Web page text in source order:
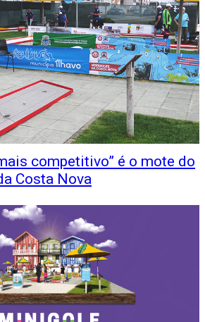
competitivo” é o mote do
Costa Nova